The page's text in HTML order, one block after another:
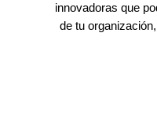
innovadoras que
de tu